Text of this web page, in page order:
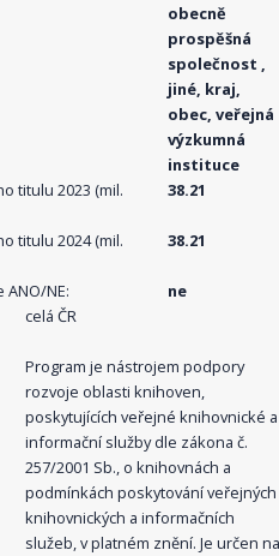
obecně
prospěšná
společnost ,
jiné, kraj,
obec, veřejná
výzkumná
instituce
titulu 2023 (mil.
38.21
titulu 2024 (mil.
38.21
NE:
ne
celá ČR
Program je nástrojem podpory
rozvoje oblasti knihoven,
poskytujících veřejné knihovnické a
informační služby dle zákona č.
257/2001 Sb., o knihovnách a
podmínkách poskytování veřejných
knihovnických a informačních
služeb, v platném znění. Je určen na